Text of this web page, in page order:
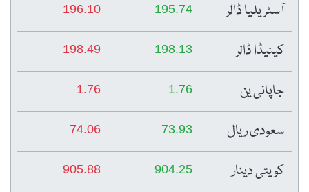
آسٹریلیا ڈالر 195.74
196.10
کینیڈا ڈالر 198.13
198.49
جاپانی ین 1.76
1.76
سعودی ریال 73.93
74.06
کویتی دینار 904.25
905.88